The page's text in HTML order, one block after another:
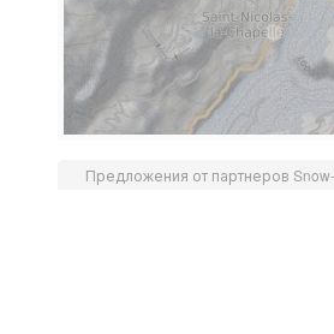
Предложения от партнеров